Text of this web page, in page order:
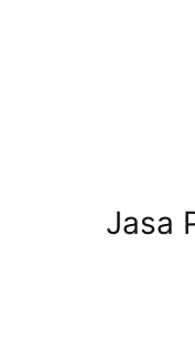
Jasa